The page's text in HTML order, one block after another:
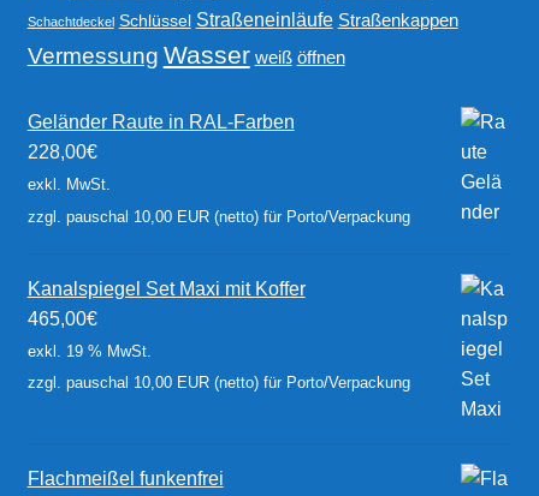
Schachtdeckel Schlüssel Straßeneinläufe Straßenkappen
Vermessung Wasser weiß öffnen
Geländer Raute in RAL-Farben
228,00€
exkl. MwSt.
zzgl. pauschal 10,00 EUR (netto) für Porto/Verpackung
Kanalspiegel Set Maxi mit Koffer
465,00€
exkl. 19 % MwSt.
zzgl. pauschal 10,00 EUR (netto) für Porto/Verpackung
Flachmeißel funkenfrei